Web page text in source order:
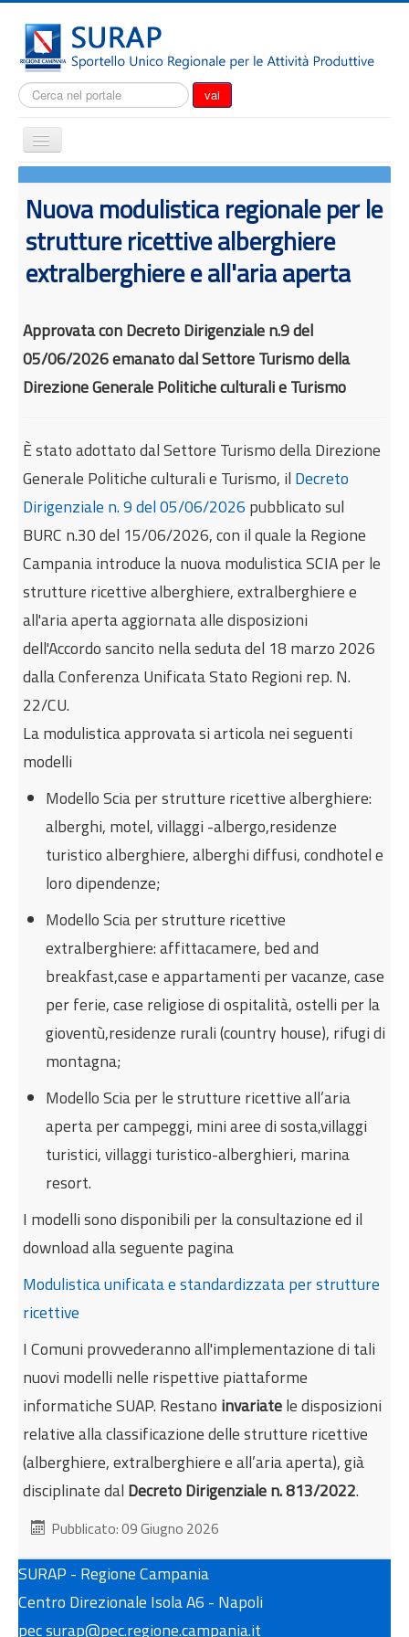
Cerca... vai
Cambia
navigazione
Notizie
Il SURAP
Normativa
Come fare per
Attrazione degli investimenti
Incentivi e agevolazioni
Eventi formativi
Glossario
Contatti
Sei qui:Home
Notizie
Nuova modulistica regionale per le strutture
ricettive alberghiere extralberghiere e all'aria
aperta
Nuova modulistica regionale per le
strutture ricettive alberghiere
extralberghiere e all'aria aperta
Approvata con Decreto Dirigenziale n.9 del
05/06/2026 emanato dal Settore Turismo della
Direzione Generale Politiche culturali e Turismo
È stato adottato dal Settore Turismo della Direzione
Generale Politiche culturali e Turismo, il Decreto
Dirigenziale n. 9 del 05/06/2026 pubblicato sul
BURC n.30 del 15/06/2026, con il quale la Regione
Campania introduce la nuova modulistica SCIA per le
strutture ricettive alberghiere, extralberghiere e
all'aria aperta aggiornata alle disposizioni
dell'Accordo sancito nella seduta del 18 marzo 2026
dalla Conferenza Unificata Stato Regioni rep. N.
22/CU.
La modulistica approvata si articola nei seguenti
modelli
Modello Scia per strutture ricettive alberghiere:
alberghi, motel, villaggi -albergo,residenze
turistico alberghiere, alberghi diffusi, condhotel e
loro dipendenze;
Modello Scia per strutture ricettive
extralberghiere: affittacamere, bed and
breakfast,case e appartamenti per vacanze, case
per ferie, case religiose di ospitalità, ostelli per la
gioventù,residenze rurali (country house), rifugi di
montagna;
Modello Scia per le strutture ricettive all’aria
aperta per campeggi, mini aree di sosta,villaggi
turistici, villaggi turistico-alberghieri, marina
resort.
I modelli sono disponibili per la consultazione ed il
download alla seguente pagina
Modulistica unificata e standardizzata per strutture
ricettive
I Comuni provvederanno all'implementazione di tali
nuovi modelli nelle rispettive piattaforme
informatiche SUAP. Restano invariatele disposizioni
relative alla classificazione delle strutture ricettive
(alberghiere, extralberghiere e all’aria aperta), già
disciplinate dal Decreto Dirigenziale n. 813/2022.
Pubblicato: 09 Giugno 2026
SURAP - Regione Campania
Centro Direzionale Isola A6 - Napoli
pec surap@pec.regione.campania.it